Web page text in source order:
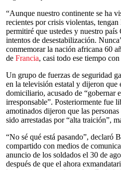
“Aunque nuestro continente se ha
recientes por crisis violentas,
permitiré que ustedes y nuestro país
intentos de desestabilización.
conmemorar la nación africana 60
de Francia, casi todo ese tiempo
Un grupo de fuerzas de seguridad
en la televisión estatal y dijeron que
domiciliario, acusado de “gobernar
irresponsable”. Posteriormente fue
amotinados dijeron que las
sido arrestadas por “alta traición”,
“No sé qué está pasando”, declaró
compartido con medios de
anuncio de los soldados el 30 de
después de que el ahora